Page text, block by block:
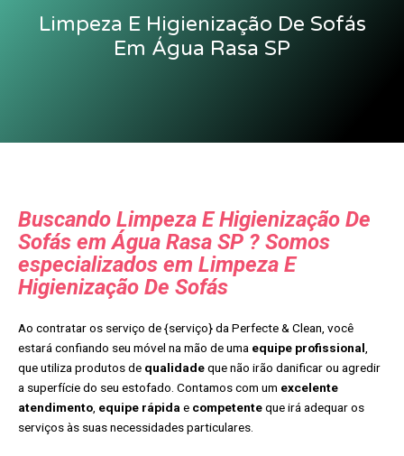
Limpeza E Higienização De Sofás
Em Água Rasa SP
Buscando Limpeza E Higienização De
Sofás em Água Rasa SP ? Somos
especializados em Limpeza E
Higienização De Sofás
Ao contratar os serviço de {serviço} da Perfecte & Clean, você
estará confiando seu móvel na mão de uma equipe profissional
que utiliza produtos de qualidadeque não irão danificar ou agredir
a superfície do seu estofado. Contamos com um excelente
atendimento equipe rápida e competenteque irá adequar os
serviços às suas necessidades particulares.